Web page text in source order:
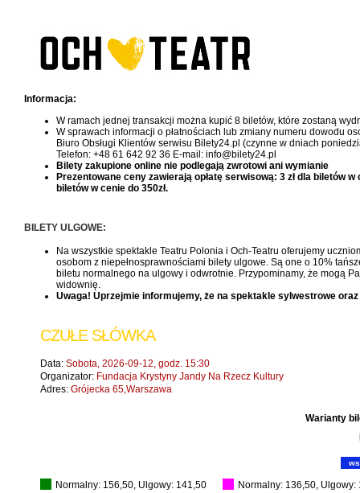
Informacja:
W ramach jednej transakcji można kupić 8 biletów, które zostaną
W sprawach informacji o płatnościach lub zmiany numeru dowodu
Biuro Obsługi Klientów serwisu Bilety24.pl (czynne w dniach
Telefon: +48 61 642 92 36 E-mail: info@bilety24.pl
Bilety zakupione online nie podlegają zwrotowi ani wymianie
Prezentowane ceny zawierają opłatę serwisową: 3 zł dla biletów w
biletów w cenie do 350zł.
BILETY ULGOWE:
Na wszystkie spektakle Teatru Polonia i Och-Teatru oferujemy
osobom z niepełnosprawnościami bilety ulgowe. Są one o 10%
biletu normalnego na ulgowy i odwrotnie. Przypominamy, że mogą
widownię.
Uwaga! Uprzejmie informujemy, że na spektakle sylwestrowe
CZUŁE SŁÓWKA
Data: Sobota, 2026-09-12, godz. 15:30
Organizator: Fundacja Krystyny Jandy Na Rzecz Kultury
Adres: Grójecka 65,Warszawa
Warianty
Normalny: 156,50, Ulgowy: 141,50 Normalny: 136,50, Ulgowy: